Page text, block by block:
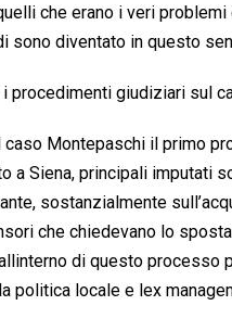
che erano i veri
sono diventato in questo
procedimenti giudiziari sul
caso Montepaschi il primo
Siena, principali imputati
sostanzialmente
che chiedevano lo
di questo
politica locale e lex